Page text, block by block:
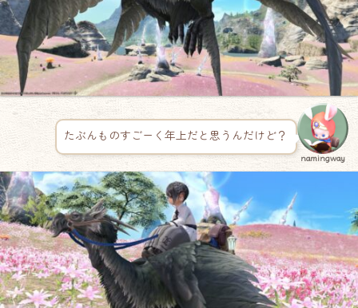
たぶんものすごーく年上だと思うんだけど？
namingway